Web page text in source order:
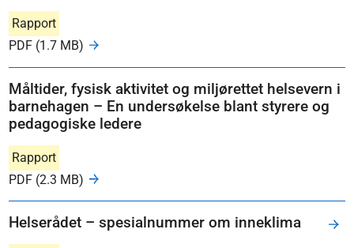
Rapport
PDF (1.7 MB)
Måltider, fysisk aktivitet og miljørettet helsevern i
barnehagen – En undersøkelse blant styrere og
pedagogiske ledere
Rapport
PDF (2.3 MB)
Helserådet – spesialnummer om inneklima